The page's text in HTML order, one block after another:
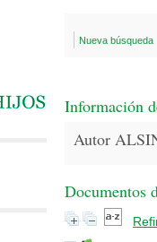
Nueva búsqueda
Información
Autor
Documentos